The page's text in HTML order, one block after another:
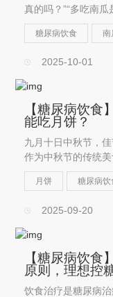
真的吗？”“多吃南
而，我们必须清醒
不具备降血糖的药
糖尿病饮食 南
2025-10-01
【糖尿病饮食
能吃月饼？
九月十日中秋节，
作为中秋节的传统
许多糖友心中有疑虑
月饼 糖尿病饮
2025-09-20
【糖尿病饮食
原则，理想控
饮食治疗是糖尿病